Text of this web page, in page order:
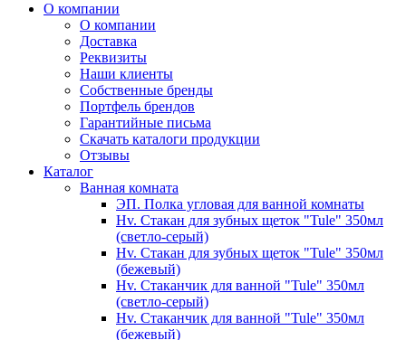
О компании
О компании
Доставка
Реквизиты
Наши клиенты
Собственные бренды
Портфель брендов
Гарантийные письма
Скачать каталоги продукции
Отзывы
Каталог
Ванная комната
ЭП. Полка угловая для ванной комнаты
Hv. Стакан для зубных щеток "Tule" 350мл
(светло-серый)
Hv. Стакан для зубных щеток "Tule" 350мл
(бежевый)
Hv. Стаканчик для ванной "Tule" 350мл
(светло-серый)
Hv. Стаканчик для ванной "Tule" 350мл
(бежевый)